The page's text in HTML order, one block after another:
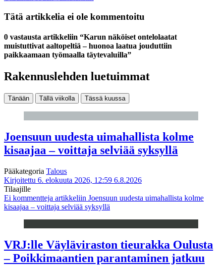
Tätä artikkelia ei ole kommentoitu
0 vastausta artikkeliin “Karun näköiset ontelolaatat
muistuttivat aaltopeltiä – huonoa laatua jouduttiin
paikkaamaan työmaalla täytevaluilla”
Rakennuslehden luetuimmat
Tänään Tällä viikolla Tässä kuussa
Joensuun uudesta uimahallista kolme
kisaajaa – voittaja selviää syksyllä
Pääkategoria Talous
Kirjoitettu 6. elokuuta 2026, 12:59 6.8.2026
Tilaajille
Ei kommentteja artikkeliin Joensuun uudesta uimahallista kolme
kisaajaa – voittaja selviää syksyllä
VRJ:lle Väyläviraston tieurakka Oulusta
– Poikkimaantien parantaminen jatkuu